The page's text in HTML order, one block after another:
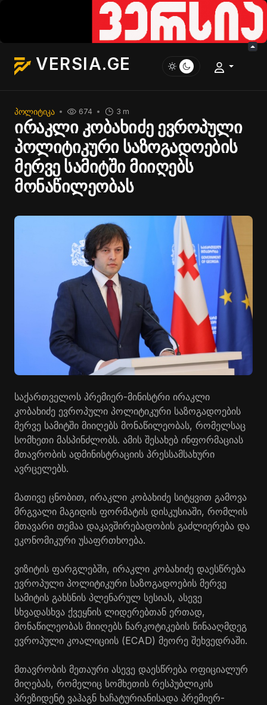
VERSIA.GE
ᲞᲝᲚᲘᲢᲘᲙᲐ 3 m
674
ირაკლი კობახიძე ევროპული
პოლიტიკური საზოგადოების
მერვე სამიტში მიიღებს
მონაწილეობას
საქართველოს პრემიერ-მინისტრი ირაკლი
კობახიძე ევროპული პოლიტიკური საზოგადოების
მერვე სამიტში მიიღებს მონაწილეობას, რომელსაც
სომხეთი მასპინძლობს. ამის შესახებ ინფორმაციას
მთავრობის ადმინისტრაციის პრესსამსახური
ავრცელებს.
მათივე ცნობით, ირაკლი კობახიძე სიტყვით გამოვა
მრგვალი მაგიდის ფორმატის დისკუსიაში, რომლის
მთავარი თემაა დაკავშირებადობის გაძლიერება და
ეკონომიკური უსაფრთხოება.
ვიზიტის ფარგლებში, ირაკლი კობახიძე დაესწრება
ევროპული პოლიტიკური საზოგადოების მერვე
სამიტის გახსნის პლენარულ სესიას, ასევე
სხვადასხვა ქვეყნის ლიდერებთან ერთად,
მონაწილეობას მიიღებს ნარკოტიკების წინააღმდეგ
ევროპული კოალიციის (ECAD) მეორე შეხვედრაში.
მთავრობის მეთაური ასევე დაესწრება ოფიციალურ
მიღებას, რომელიც სომხეთის რესპუბლიკის
პრეზიდენტ ვაჰაგნ ხაჩატურიანისადა პრემიერ-